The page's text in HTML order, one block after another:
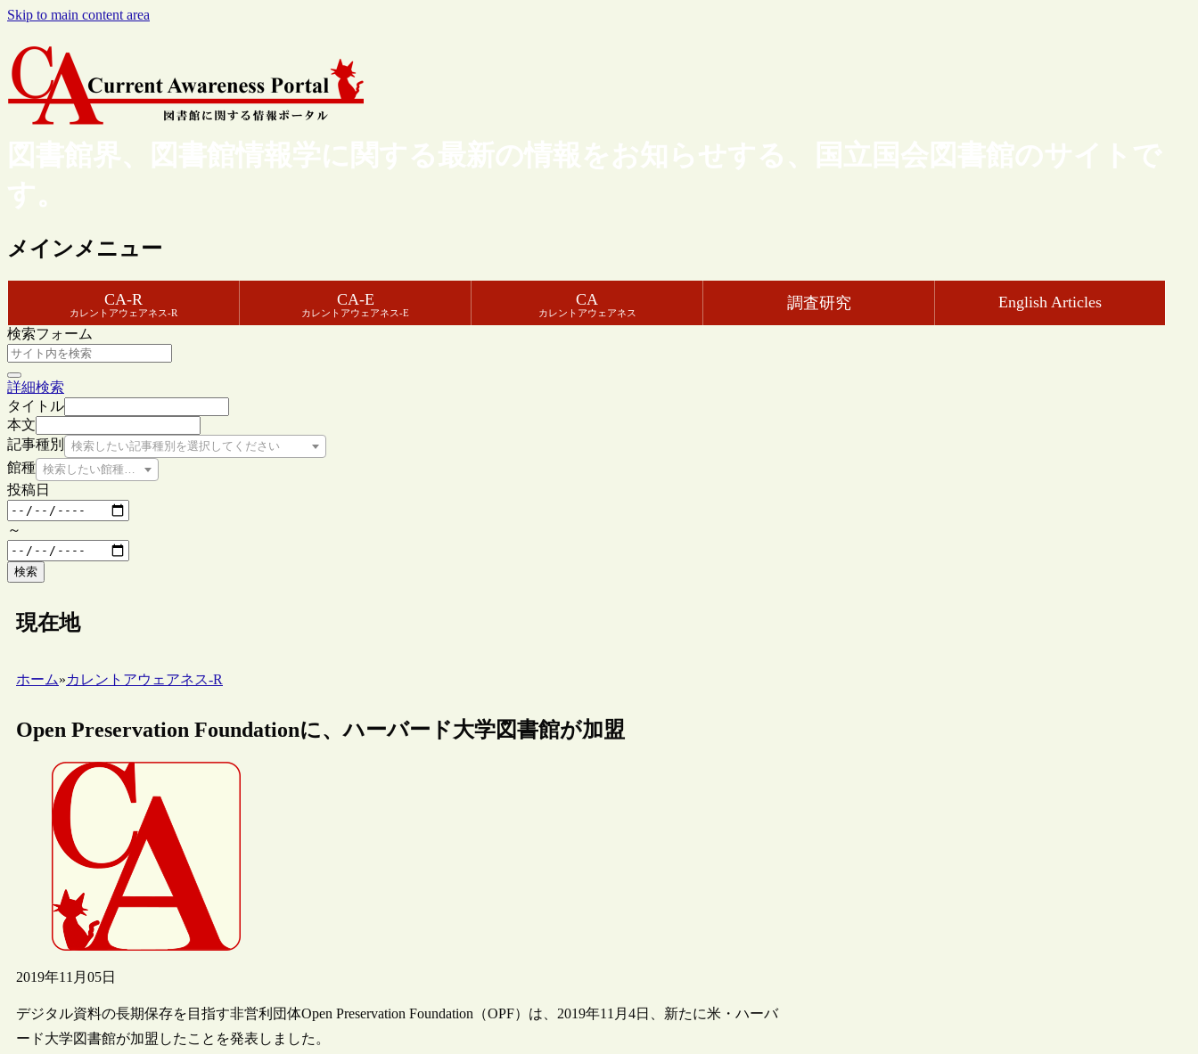
Skip to main content area
図書館界、図書館情報学に関する最新の情報をお知らせする、国立国会図書館のサイトで
す。
メインメニュー
CA-R
カレントアウェアネス-R
CA-E
カレントアウェアネス-E
CA
カレントアウェアネス
調査研究 English Articles
検索フォーム
詳細検索
タイトル
本文
記事種別
検索したい記事種別を選択してください
館種 検索したい館種を選択してください
投稿日
～
検索
現在地
ホーム»カレントアウェアネス-R
Open Preservation Foundationに、ハーバード大学図書館が加盟
2019年11月05日
デジタル資料の長期保存を目指す非営利団体Open Preservation Foundation（OPF）は、2019年11月4日、新たに米・ハーバ
ード大学図書館が加盟したことを発表しました。